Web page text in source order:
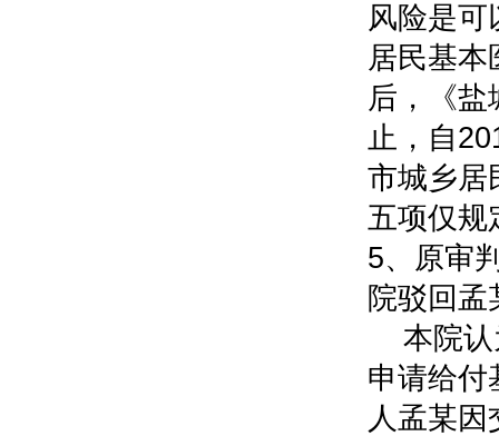
风险是
居民基
后，《
止，自
市城乡居
五项仅规
5、原审
院驳回孟
本院
申请给付
人孟某